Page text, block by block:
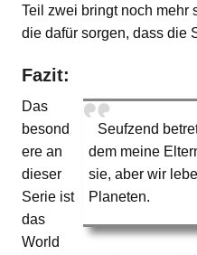
Teil zwei bringt noch mehr
die dafür sorgen, dass die
Fazit:
Seufzend
dem meine
sie, aber wir
Planeten.
Das
besond
ere an
dieser
Serie ist
das
World